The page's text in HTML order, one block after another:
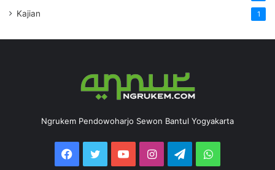
Kajian 1
Ngrukem Pendowoharjo Sewon Bantul Yogyakarta